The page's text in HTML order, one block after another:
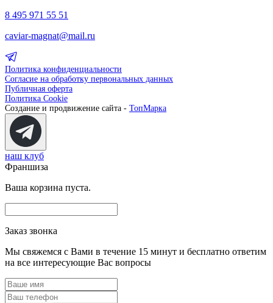
8 495 971 55 51
caviar-magnat@mail.ru
Политика конфиденциальности
Согласие на обработку первональных данных
Публичная оферта
Политика Cookie
Создание и продвижение сайта - ТопМарка
наш клуб
Франшиза
Ваша корзина пуста.
Заказ звонка
Мы свяжемся с Вами в течение 15 минут и бесплатно ответим
на все интересующие Вас вопросы